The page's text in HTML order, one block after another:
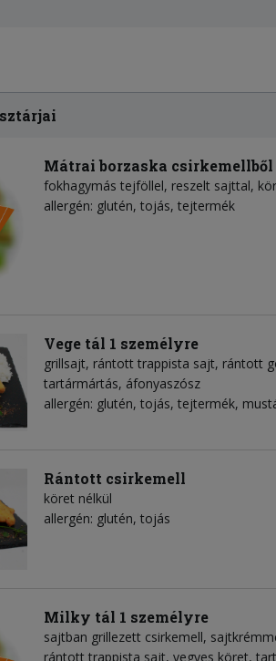
Mátrai borzaska csirkemellből
fokhagymás tejföllel, reszelt sajttal,
allergén: glutén, tojás, tejtermék
Vege tál 1 személyre
grillsajt, rántott trappista sajt, rántott
tartármártás, áfonyaszósz
allergén: glutén, tojás, tejtermék,
Rántott csirkemell
köret nélkül
allergén: glutén, tojás
Milky tál 1 személyre
sajtban grillezett csirkemell,
rántott trappista sajt, vegyes köret,